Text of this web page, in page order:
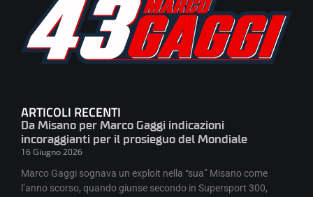
ARTICOLI RECENTI
Da Misano per Marco Gaggi indicazioni
incoraggianti per il prosieguo del Mondiale
16 Giugno 2026
Marco Gaggi sognava un exploit nella “sua” Misano come
l’anno scorso, quando giunse secondo in Supersport 300,